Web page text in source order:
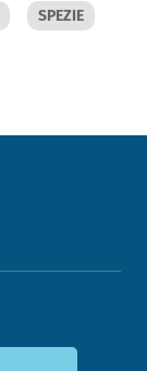
SPEZIE